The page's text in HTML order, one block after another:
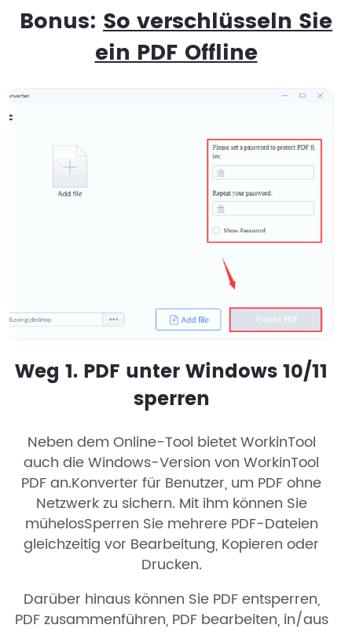
Bonus: So verschlüsseln Sie
ein PDF Offline
Weg 1. PDF unter Windows 10/11
sperren
Neben dem Online-Tool bietet WorkinTool
auch die Windows-Version von WorkinTool
PDF an.Konverter für Benutzer, um PDF ohne
Netzwerk zu sichern. Mit ihm können Sie
mühelosSperren Sie mehrere PDF-Dateien
gleichzeitig vor Bearbeitung, Kopieren oder
Drucken.
Darüber hinaus können Sie PDF entsperren,
PDF zusammenführen, PDF bearbeiten, in/aus